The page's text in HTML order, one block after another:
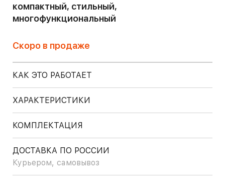
компактный, стильный,
многофункциональный
Скоро в продаже
КАК ЭТО РАБОТАЕТ
ХАРАКТЕРИСТИКИ
КОМПЛЕКТАЦИЯ
ДОСТАВКА ПО РОССИИ
Курьером, самовывоз